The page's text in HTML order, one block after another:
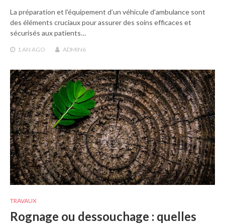
La préparation et l’équipement d’un véhicule d’ambulance sont
des éléments cruciaux pour assurer des soins efficaces et
sécurisés aux patients…
1 AN AGO ADMIN6
TRAVAUX
Rognage ou dessouchage : quelles